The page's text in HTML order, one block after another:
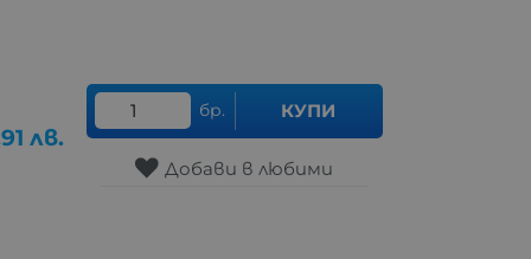
лв.
бр. КУПИ
Добави в любими